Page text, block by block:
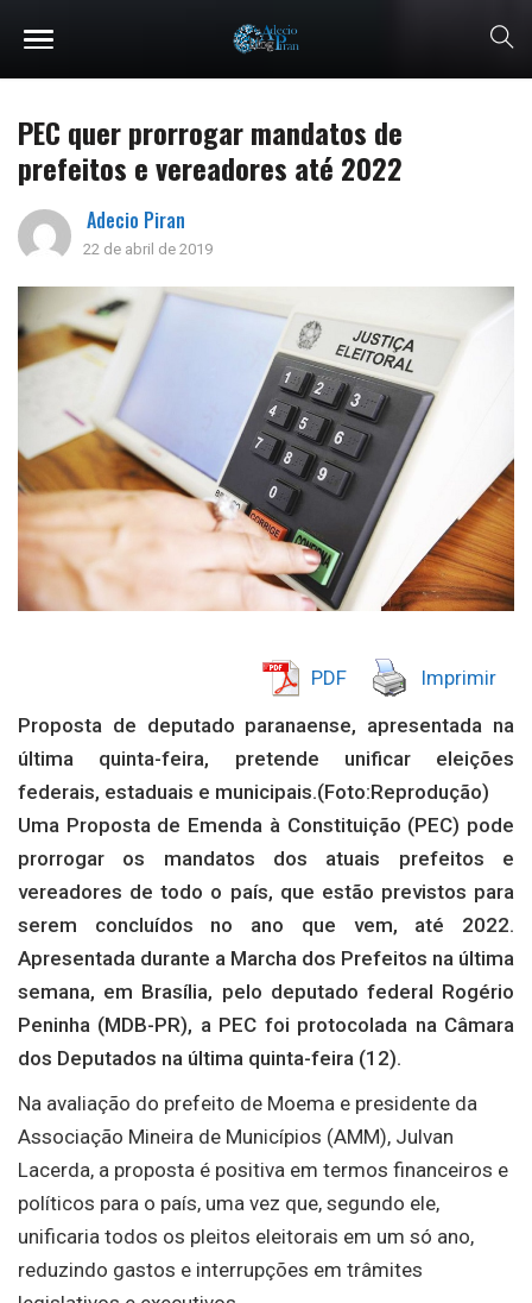
PEC quer prorrogar mandatos de
prefeitos e vereadores até 2022
Adecio Piran
22 de abril de 2019
PDF Imprimir
Proposta de deputado paranaense, apresentada na
última quinta-feira, pretende unificar eleições
federais, estaduais e municipais.(Foto:Reprodução)
Uma Proposta de Emenda à Constituição (PEC) pode
prorrogar os mandatos dos atuais prefeitos e
vereadores de todo o país, que estão previstos para
serem concluídos no ano que vem, até 2022.
Apresentada durante a Marcha dos Prefeitos na última
semana, em Brasília, pelo deputado federal Rogério
Peninha (MDB-PR), a PEC foi protocolada na Câmara
dos Deputados na última quinta-feira (12).
Na avaliação do prefeito de Moema e presidente da
Associação Mineira de Municípios (AMM), Julvan
Lacerda, a proposta é positiva em termos financeiros e
políticos para o país, uma vez que, segundo ele,
unificaria todos os pleitos eleitorais em um só ano,
reduzindo gastos e interrupções em trâmites